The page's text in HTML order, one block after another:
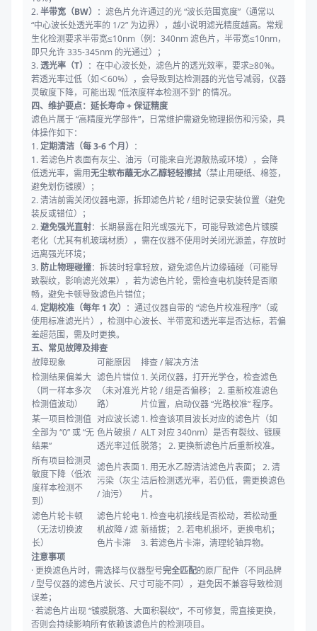
2.半带宽（BW） ：滤色片允许通过的光 “波长范围宽度”（通常以
“中心波长处透光率的 1/2” 为边界），越小说明滤光精度越高。常规
生化检测要求半带宽≤10nm（例：340nm 滤色片，半带宽≤10nm，
即只允许 335-345nm 的光通过）；
3.透光率（T） ：在中心波长处，滤色片的透光效率，要求≥80%。
若透光率过低（如＜60%），会导致到达检测器的光信号减弱，仪器
灵敏度下降，可能出现 “低浓度样本检测不到” 的情况。
四、维护要点：延长寿命 + 保证精度
滤色片属于 “高精度光学部件”，日常维护需避免物理损伤和污染，具
体操作如下：
1. 定期清洁（每 3-6 个月） ：
1. 若滤色片表面有灰尘、油污（可能来自光源散热或环境），会降
低透光率，需用无尘软布蘸无水乙醇轻轻擦拭 （禁止用硬纸、棉签，
避免划伤镀膜）；
2. 清洁前需关闭仪器电源，拆卸滤色片轮 / 组时记录安装位置（避免
装反或错位）；
2.避免强光直射：长期暴露在阳光或强光下，可能导致滤色片镀膜
老化（尤其有机玻璃材质），需在仪器不使用时关闭光源盖，存放时
远离强光环境；
3. 防止物理碰撞：拆装时轻拿轻放，避免滤色片边缘磕碰（可能导
致裂纹，影响滤光效果），若为滤色片轮，需检查电机旋转是否顺
畅，避免卡顿导致滤色片错位；
4. 定期校准（每年 1 次） ：通过仪器自带的 “滤色片校准程序”（或
使用标准滤光片），检测中心波长、半带宽和透光率是否达标，若偏
差超范围，需及时更换。
五、常见故障及排查
故障现象
可能原因
排查 / 解决方法
检测结果偏差大
（同一样本多次
检测值波动）
滤色片错位
（未对准光
路）
1. 关闭仪器，打开光学仓，检查滤色
片轮 / 组是否偏移； 2. 重新校准滤色
片位置，启动仪器 “光路校准” 程序。
某一项目检测值
全部为 “0” 或 “无
结果”
对应波长滤
色片破损 /
透光率过低
1. 检查该项目波长对应的滤色片（如
ALT 对应 340nm）是否有裂纹、镀膜
脱落； 2. 更换新滤色片后重新校准。
所有项目检测灵
敏度下降（低浓
度样本检测不
到）
滤色片表面
污染（灰尘
/ 油污）
1. 用无水乙醇清洁滤色片表面； 2. 清
洁后检测透光率，若仍低，需更换滤色
片。
滤色片轮卡顿
（无法切换波
长）
滤色片轮电
机故障 / 滤
色片卡滞
1. 检查电机接线是否松动，若松动重
新插拔； 2. 若电机损坏，更换电机；
3. 若滤色片卡滞，清理轮轴异物。
注意事项
· 更换滤色片时，需选择与仪器型号完全匹配的原厂配件（不同品牌
/ 型号仪器的滤色片波长、尺寸可能不同），避免因不兼容导致检测
误差；
· 若滤色片出现 “镀膜脱落、大面积裂纹”，不可修复，需直接更换，
否则会持续影响所有依赖该滤色片的检测项目。